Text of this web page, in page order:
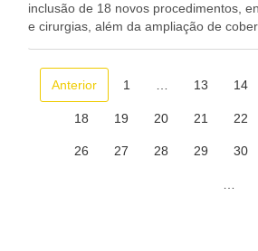
inclusão de 18 novos procedimentos,
e cirurgias, além da ampliação de
esclerose múltipla foi incluído. A
Procedimentos e Eventos em Saúde foi
no Diário Oficial da União e passa a
janeiro. A nova lista é obrigatória para
saúde contratados a partir da entrada
9.656 de 1998, ou àqueles que foram
Anterior 1 13 14
18 19 20 21 22
26 27 28 29 30